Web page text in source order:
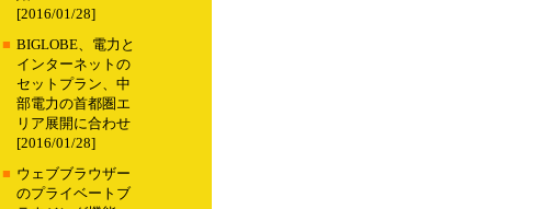
[2016/01/28]
■ BIGLOBE、電力と
インターネットの
セットプラン、中
部電力の首都圏エ
リア展開に合わせ
[2016/01/28]
■ ウェブブラウザー
のプライベートブ